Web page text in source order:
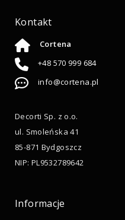
Kontakt
Cortena
+48 570 999 684
info@cortena.pl
Decorti Sp. z o.o.
ul. Smoleńska 41
85-871 Bydgoszcz
NIP: PL9532789642
Informacje